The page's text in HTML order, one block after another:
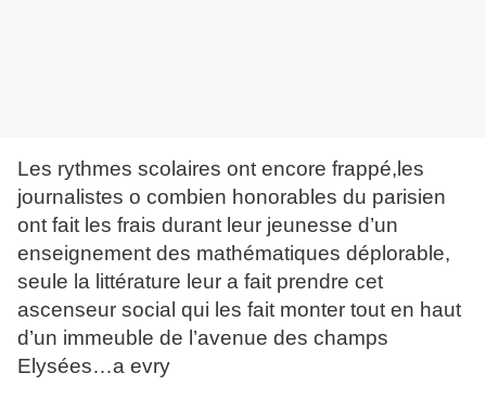
Les rythmes scolaires ont encore frappé,les
journalistes o combien honorables du parisien
ont fait les frais durant leur jeunesse d’un
enseignement des mathématiques déplorable,
seule la littérature leur a fait prendre cet
ascenseur social qui les fait monter tout en haut
d’un immeuble de l’avenue des champs
Elysées…a evry